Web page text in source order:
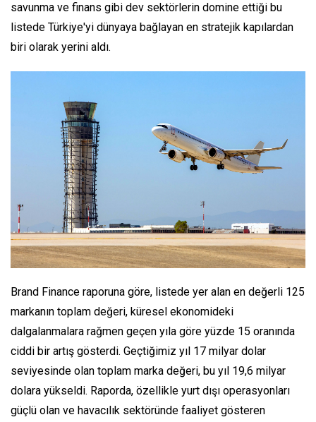
savunma ve finans gibi dev sektörlerin domine ettiği bu
listede Türkiye'yi dünyaya bağlayan en stratejik kapılardan
biri olarak yerini aldı.
Brand Finance raporuna göre, listede yer alan en değerli 125
markanın toplam değeri, küresel ekonomideki
dalgalanmalara rağmen geçen yıla göre yüzde 15 oranında
ciddi bir artış gösterdi. Geçtiğimiz yıl 17 milyar dolar
seviyesinde olan toplam marka değeri, bu yıl 19,6 milyar
dolara yükseldi. Raporda, özellikle yurt dışı operasyonları
güçlü olan ve havacılık sektöründe faaliyet gösteren